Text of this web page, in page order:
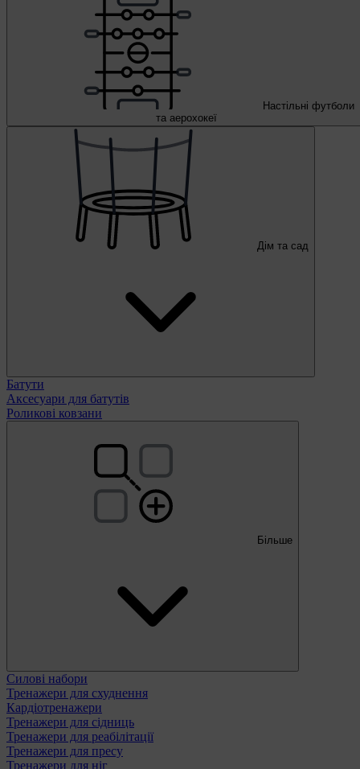
Настільні футболи
та аерохокеї
Дім та сад
Батути
Аксесуари для батутів
Роликові ковзани
Більше
Силові набори
Тренажери для схуднення
Кардіотренажери
Тренажери для сідниць
Тренажери для реабілітації
Тренажери для пресу
Тренажери для ніг